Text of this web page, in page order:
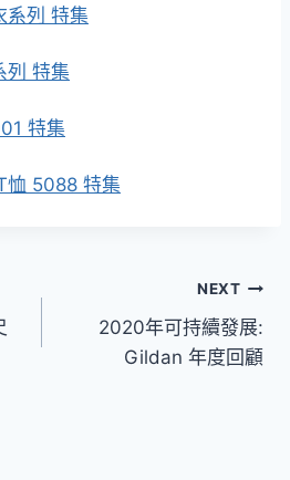
系列 特集
列 特集
特集
恤 5088 特集
NEXT
2020年可持續發展:
Gildan 年度回顧